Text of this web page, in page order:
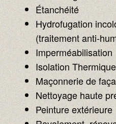
Étanchéité
Hydrofugation
(traitement anti-
Imperméabilisation
Isolation
Maçonnerie de
Nettoyage haute
Peinture extérieure